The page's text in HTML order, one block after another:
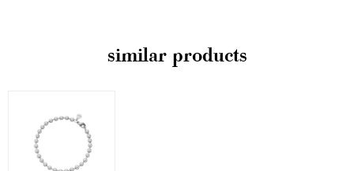
similar products